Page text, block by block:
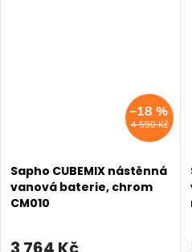
4 590 Kč
–18 %
Sapho CUBEMIX nástěnná
vanová baterie, chrom
CM010